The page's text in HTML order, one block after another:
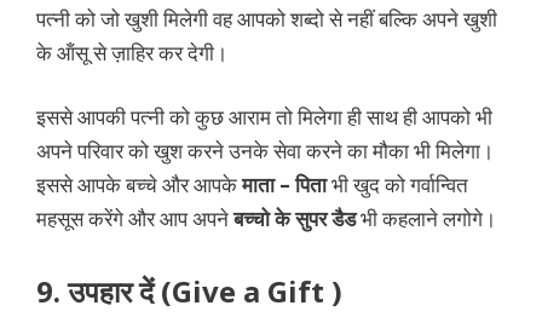
पत्नी को जो खुशी मिलेगी वह आपको शब्दो से नहीं बल्कि अपने खुशी
के ऑंसू से ज़ाहिर कर देगी।
इससे आपकी पत्नी को कुछ आराम तो मिलेगा ही साथ ही आपको भी
अपने परिवार को खुश करने उनके सेवा करने का मौका भी मिलेगा।
इससे आपके बच्चे और आपकेमाता – पिताभी खुद को गर्वान्वित
महसूस करेंगे और आप अपनेबच्चो के सुपर डैडभी कहलाने लगोगे।
9. उपहार दें (Give a Gift )